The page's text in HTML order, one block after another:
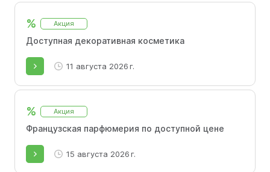
% Акция
Доступная декоративная косметика
11 августа 2026 г.
% Акция
Французская парфюмерия по доступной цене
15 августа 2026 г.